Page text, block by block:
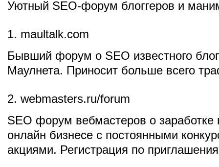
Уютный SEO-форум блоггеров и
1. maultalk.com
Бывший форум о SEO известного
Маулнета. Приносит больше всего
2. webmasters.ru/forum
SEO форум вебмастеров о заработке
онлайн бизнесе с постоянными
акциями. Регистрация по